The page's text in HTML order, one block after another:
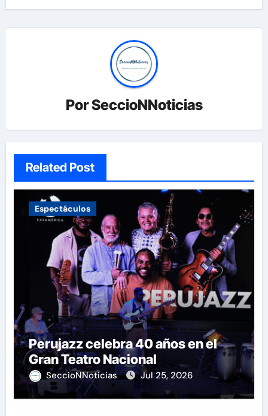
PorSeccioNNoticias
Related Post
Espectáculos
Perujazz celebra 40 años en el
Gran Teatro Nacional
SeccioNNoticias Jul 25, 2026